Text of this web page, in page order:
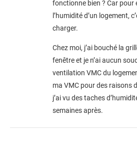
fonctionne bien ? Car pour
l’humidité d’un logement,
charger.
Chez moi, j’ai bouché la
fenêtre et je n’ai aucun
ventilation VMC du
ma VMC pour des raisons
j’ai vu des taches
semaines après.